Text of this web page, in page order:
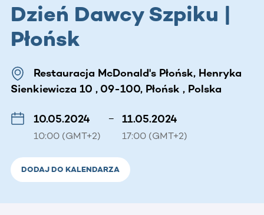
Dzień Dawcy Szpiku |
Płońsk
Restauracja McDonald's Płońsk, Henryka
Sienkiewicza 10 , 09-100, Płońsk , Polska
10.05.2024
10:00 (GMT+2)
– 11.05.2024
17:00 (GMT+2)
DODAJ DO KALENDARZA